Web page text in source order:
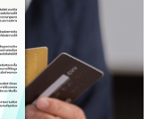
ะเงินใหม่ล่าสุดซะที
เคชัน Alipay ใน
ของ Tencent ที่ชาว
งสองเจ้านี้ถือเป็นคู่
ภูมิ e-Payment ของ